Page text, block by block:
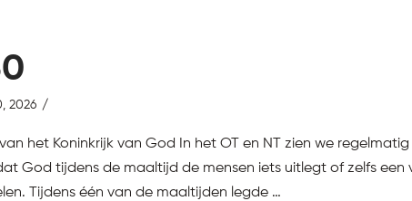
2026
het Koninkrijk van God In het OT en NT zien we
God tijdens de maaltijd de mensen iets uitlegt of zelfs
Tijdens één van de maaltijden legde …